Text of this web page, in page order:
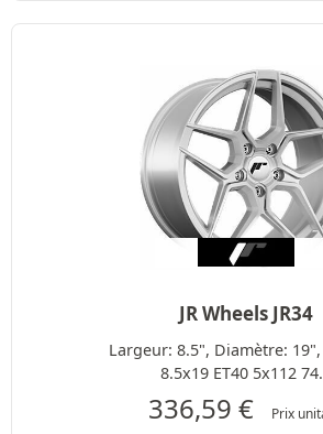
JR Wheels JR34
Largeur: 8.5", Diamètre:
8.5x19 ET40 5x112
336,59 € Prix